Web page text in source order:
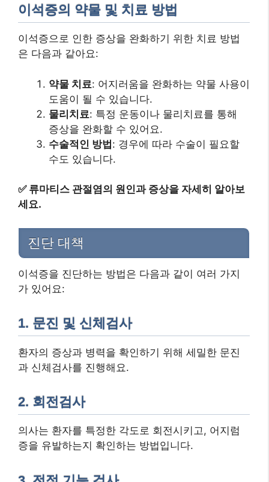
이석증의 약물 및 치료 방법
이석증으로 인한 증상을 완화하기 위한 치료 방법
은 다음과 같아요:
약물 치료: 어지러움을 완화하는 약물 사용이
도움이 될 수 있습니다.
물리치료: 특정 운동이나 물리치료를 통해
증상을 완화할 수 있어요.
수술적인 방법: 경우에 따라 수술이 필요할
수도 있습니다.
✅ 류마티스 관절염의 원인과 증상을 자세히 알아보
세요.
진단 대책
이석증을 진단하는 방법은 다음과 같이 여러 가지
가 있어요:
1. 문진 및 신체검사
환자의 증상과 병력을 확인하기 위해 세밀한 문진
과 신체검사를 진행해요.
2. 회전검사
의사는 환자를 특정한 각도로 회전시키고, 어지럼
증을 유발하는지 확인하는 방법입니다.